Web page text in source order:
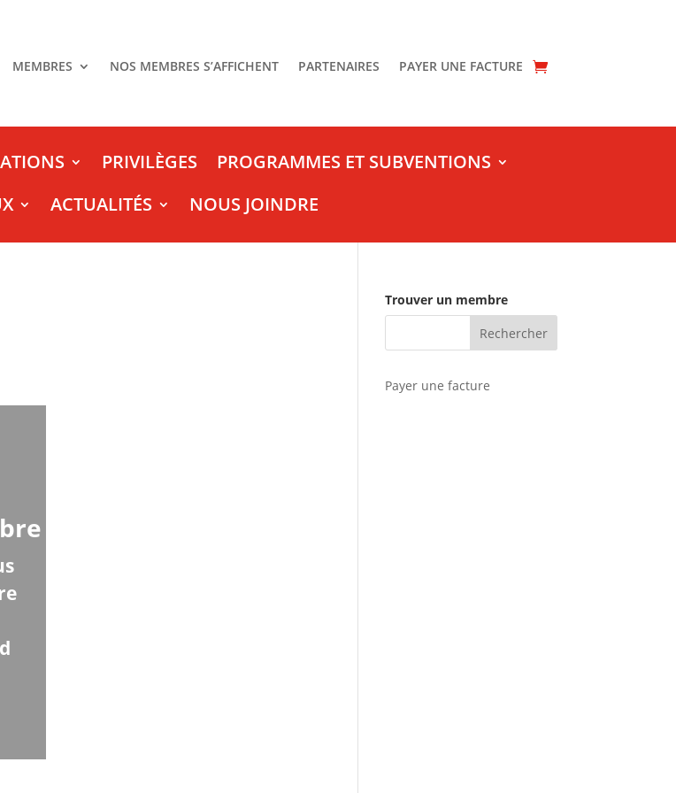
MEMBRES NOS MEMBRES S’AFFICHENT PARTENAIRES PAYER UNE FACTURE
PRIVILÈGES
PROGRAMMES ET SUBVENTIONS
ACTUALITÉS NOUS JOINDRE
Trouver un membre
Payer une facture